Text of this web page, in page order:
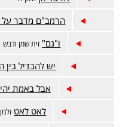
הרמב"ם מדבר על
ו"גם" זית שמן ודבש
יש להבדיל
אבל באמת
לאט לאט